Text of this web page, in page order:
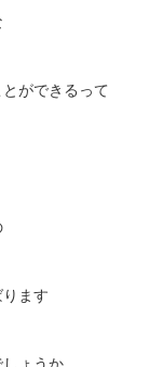
ができるって
ます